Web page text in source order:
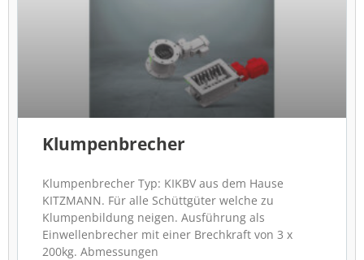
Klumpenbrecher
Klumpenbrecher Typ: KIKBV aus dem Hause
KITZMANN. Für alle Schüttgüter welche zu
Klumpenbildung neigen. Ausführung als
Einwellenbrecher mit einer Brechkraft von 3 x
200kg. Abmessungen